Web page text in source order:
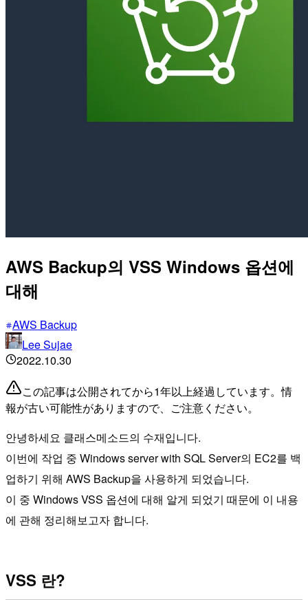
AWS Backup의 VSS Windows 옵션에
대해
AWS Backup
Lee Sujae
2022.10.30
この記事は公開されてから1年以上経過しています。情
報が古い可能性がありますので、ご注意ください。
안녕하세요 클래스메소드의 수재입니다.
이번에 작업 중 Windows server with SQL Server의 EC2를 백
업하기 위해 AWS Backup을 사용하게 되었습니다.
이 중 Windows VSS 옵션에 대해 알게 되었기 때문에 이 내용
에 관해 정리해보고자 합니다.
VSS 란?